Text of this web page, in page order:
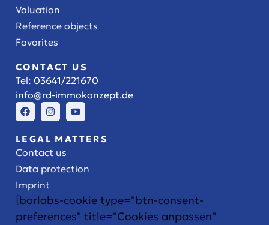
Valuation
Reference objects
Favorites
CONTACT US
Tel: 03641/221670
info@rd-immokonzept.de
LEGAL MATTERS
Contact us
Data protection
Imprint
[borlabs-cookie type="btn-consent-
preferences" title="Cookies anpassen"